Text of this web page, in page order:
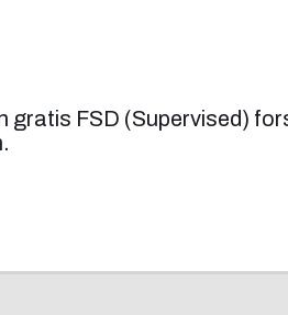
gratis FSD (Supervised)